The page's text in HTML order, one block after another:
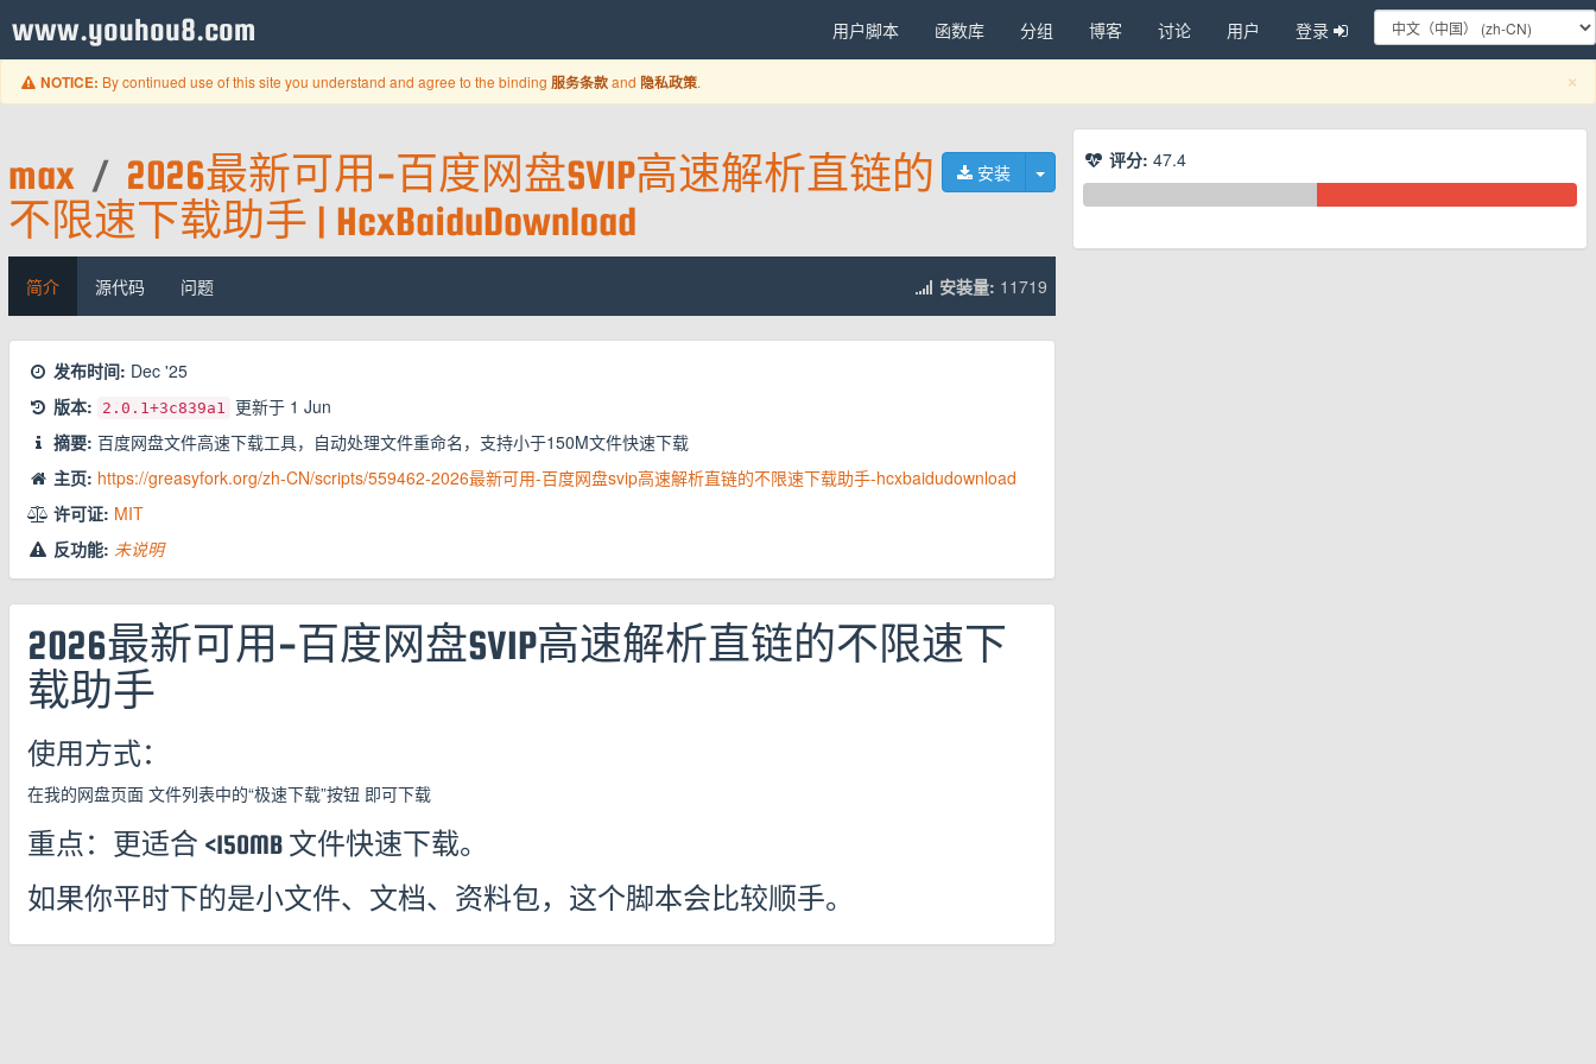
www.youhou8.com 用户脚本 函数库 分组 博客 讨论 用户 登录
×
NOTICE: By continued use of this site you understand and agree to the binding 服务条款and 隐私政策.
安装 切换下拉菜单
max / 2026最新可用-百度网盘SVIP高速解析直链的
不限速下载助手 | HcxBaiduDownload
简介 源代码 问题 安装量: 11719
发布时间: Dec '25
版本:
2.0.1+3c839a1 更新于 1 Jun
摘要: 百度网盘文件高速下载工具，自动处理文件重命名，支持小于150M文件快速下载
主页: https://greasyfork.org/zh-CN/scripts/559462-2026最新可用-百度网盘svip高速解析直链的不限速下载助手-hcxbaidudownload
许可证: MIT
反功能: 未说明
2026最新可用-百度网盘SVIP高速解析直链的不限速下
载助手
使用方式：
在我的网盘页面 文件列表中的“极速下载”按钮 即可下载
重点：更适合 <150MB 文件快速下载。
如果你平时下的是小文件、文档、资料包，这个脚本会比较顺手。
评分: 47.4